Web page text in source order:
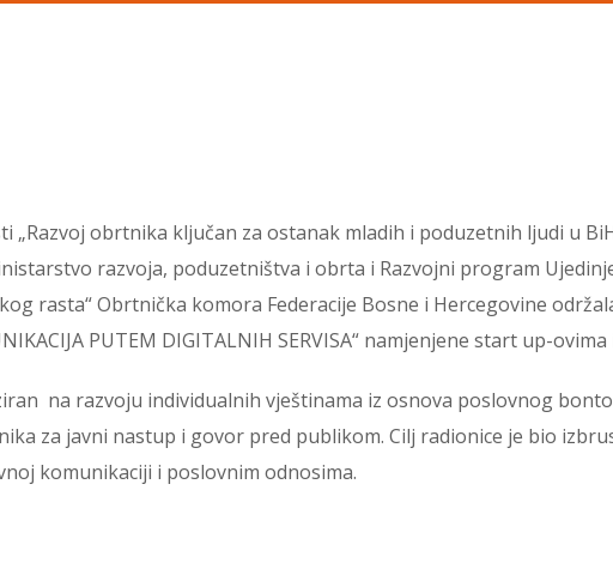
obrtnika ključan za ostanak mladih i poduzetnih ljudi u
razvoja, poduzetništva i obrta i Razvojni program
rasta“ Obrtnička komora Federacije Bosne i Hercegovine
PUTEM DIGITALNIH SERVISA“ namjenjene start up-
na razvoju individualnih vještinama iz osnova poslovnog
za javni nastup i govor pred publikom. Cilj radionice je bio
komunikaciji i poslovnim odnosima.